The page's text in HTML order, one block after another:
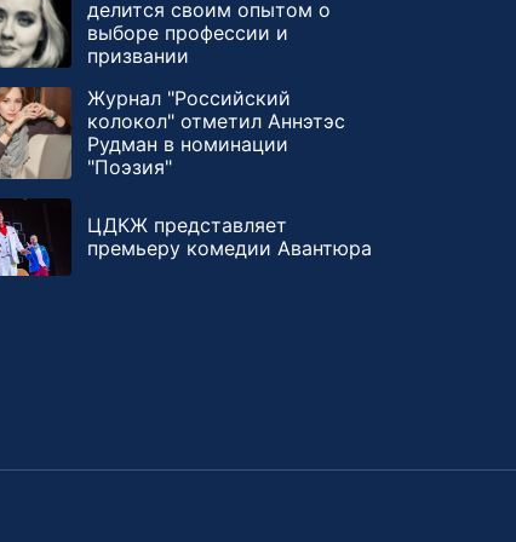
делится своим опытом о
выборе профессии и
призвании
Журнал "Российский
колокол" отметил Аннэтэс
Рудман в номинации
"Поэзия"
ЦДКЖ представляет
премьеру комедии Авантюра